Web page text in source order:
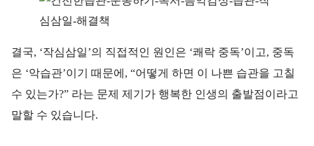
결국, ‘작심삼일’의 직접적인 원인은 ‘쾌락 중독’이고, 중독
은 ‘악습관’이기 때문에, “어떻게 하면 이 나쁜 습관을 고칠
수 있는가?” 라는 문제 제기가 행복한 인생의 출발점이라고
말할 수 있습니다.